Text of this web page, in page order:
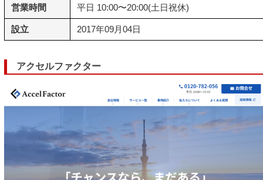
営業時間 平日 10:00〜20:00(土日祝休)
設立 2017年09月04日
アクセルファクター